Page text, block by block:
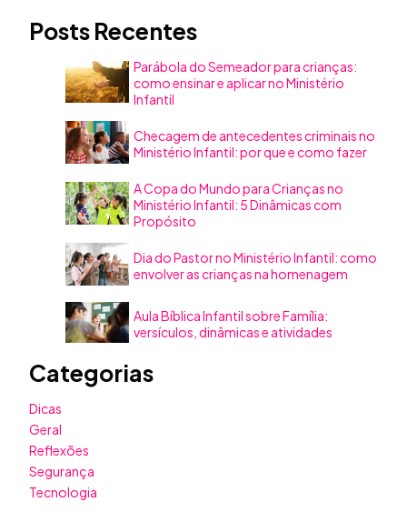
Posts Recentes
Parábola do Semeador para crianças:
como ensinar e aplicar no Ministério
Infantil
Checagem de antecedentes criminais no
Ministério Infantil: por que e como fazer
A Copa do Mundo para Crianças no
Ministério Infantil: 5 Dinâmicas com
Propósito
Dia do Pastor no Ministério Infantil: como
envolver as crianças na homenagem
Aula Bíblica Infantil sobre Família:
versículos, dinâmicas e atividades
Categorias
Dicas
Geral
Reflexões
Segurança
Tecnologia